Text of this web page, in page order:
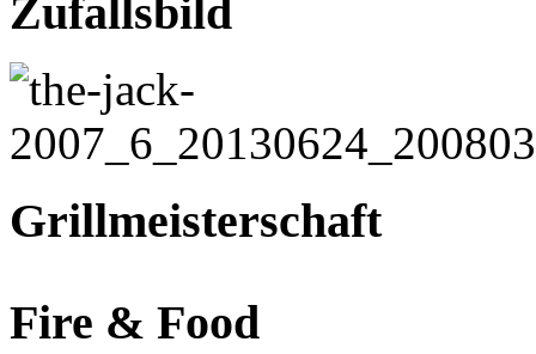
Zufallsbild
Grillmeisterschaft
Fire & Food